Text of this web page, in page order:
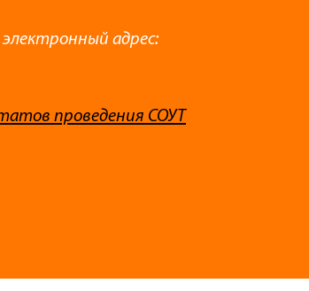
адрес:
проведения СОУТ